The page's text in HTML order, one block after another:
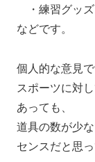
・練習グッズ
などです。
個人的な意見で
スポーツに対
あっても、
道具の数が少
センスだと思っ